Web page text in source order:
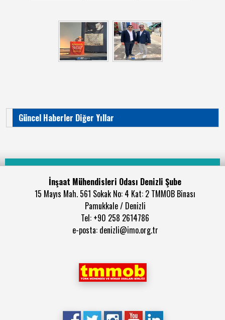
Güncel Haberler Diğer Yıllar
İnşaat Mühendisleri Odası Denizli Şube
15 Mayıs Mah. 561 Sokak No: 4 Kat: 2 TMMOB Binası
Pamukkale / Denizli
Tel: +90 258 2614786
e-posta: denizli@imo.org.tr